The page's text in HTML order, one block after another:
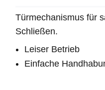
Türmechanismus für
Schließen.
Leiser Betrieb
Einfache